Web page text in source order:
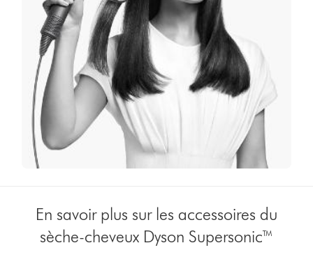
En savoir plus sur les accessoires du
sèche-cheveux Dyson Supersonic™